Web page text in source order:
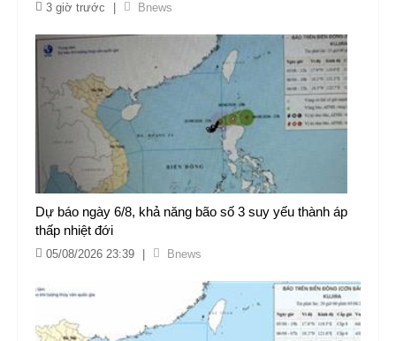
3 giờ trước Bnews
Dự báo ngày 6/8, khả năng bão số 3 suy yếu thành áp
thấp nhiệt đới
05/08/2026 23:39 Bnews